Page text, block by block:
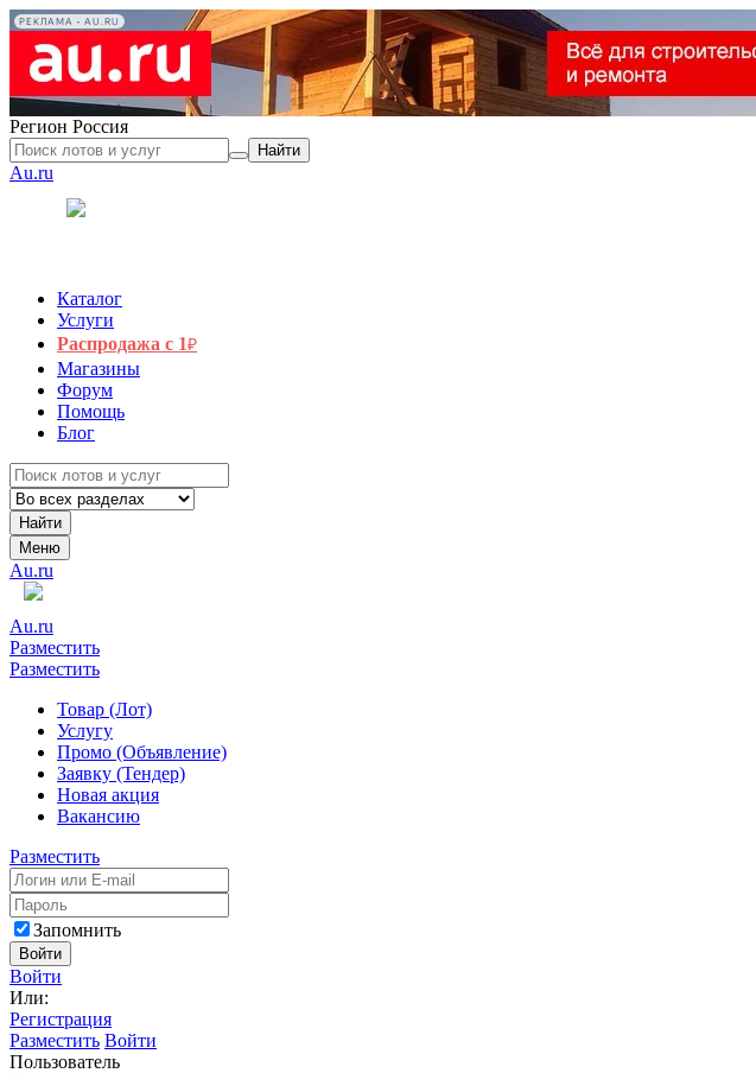
РЕКЛАМА • AU.RU
Регион Россия
Найти
Au.ru
Каталог
Услуги
Распродажа с 1₽
Магазины
Форум
Помощь
Блог
Найти
Меню
Au.ru
Au.ru
Разместить
Разместить
Товар (Лот)
Услугу
Промо (Объявление)
Заявку (Тендер)
Новая акция
Вакансию
Разместить
Запомнить
Войти
Войти
Или:
Регистрация
Разместить Войти
Пользователь